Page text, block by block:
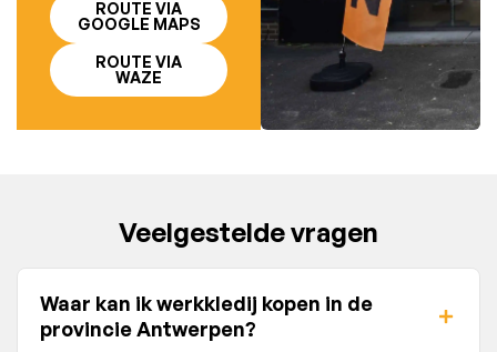
ROUTE VIA
GOOGLE MAPS
ROUTE VIA
WAZE
Veelgestelde vragen
Waar kan ik werkkledij kopen in de
provincie Antwerpen?